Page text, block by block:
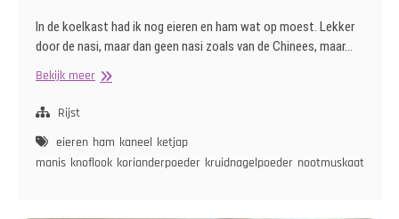
In de koelkast had ik nog eieren en ham wat op moest. Lekker
door de nasi, maar dan geen nasi zoals van de Chinees, maar…
Bekijk meerNasi
Rijst
eieren ham kaneel ketjap
manis knoflook korianderpoeder kruidnagelpoeder nootmuskaat